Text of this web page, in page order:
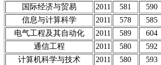
国际经济与贸易
2011 581 590
信息与计算科学
2011 578 585
电气工程及其自动化
2011 589 604
通信工程
2011 580 592
计算机科学与技术
2011 580 593